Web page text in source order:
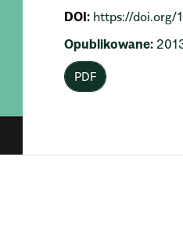
DOI: https://doi.org/
Opublikowane:
PDF